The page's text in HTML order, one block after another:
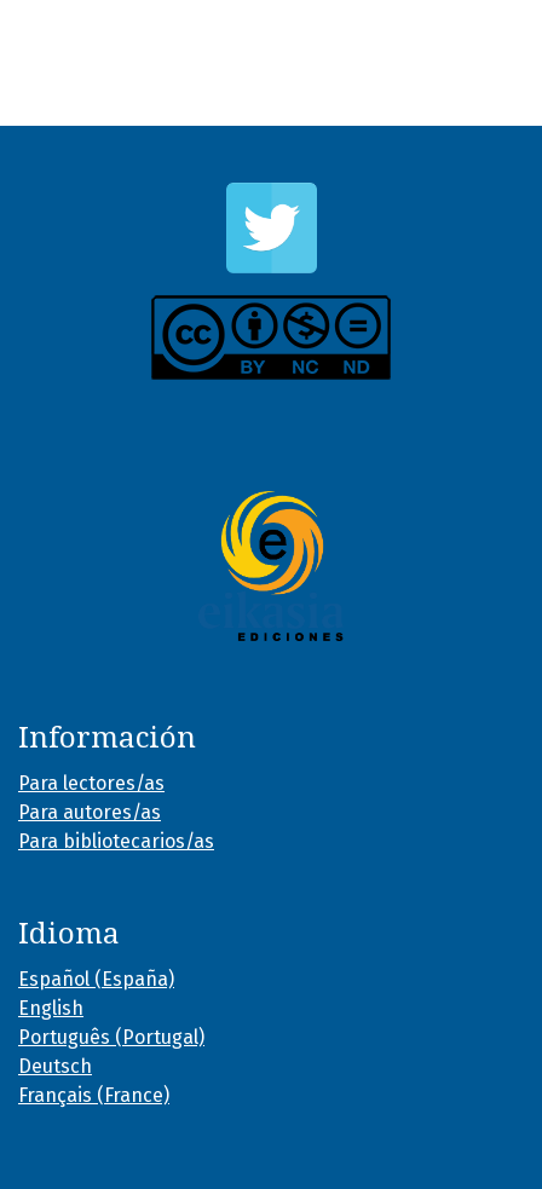
Información
Para lectores/as
Para autores/as
Para bibliotecarios/as
Idioma
Español (España)
English
Português (Portugal)
Deutsch
Français (France)